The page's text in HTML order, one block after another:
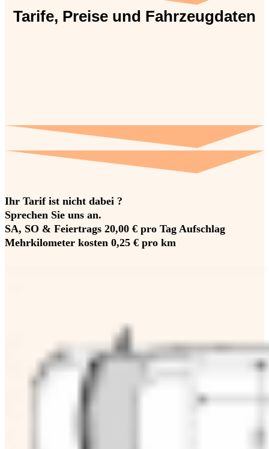
Tarife, Preise und Fahrzeugdaten
Ihr Tarif ist nicht dabei ?
Sprechen Sie uns an.
SA, SO & Feiertrags 20,00 € pro Tag Aufschlag
Mehrkilometer kosten 0,25 € pro km